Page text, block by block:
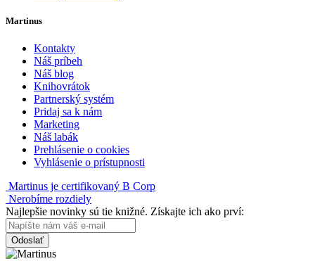
Martinus
Kontakty
Náš príbeh
Náš blog
Knihovrátok
Partnerský systém
Pridaj sa k nám
Marketing
Náš labák
Prehlásenie o cookies
Vyhlásenie o prístupnosti
Martinus je certifikovaný B Corp
Nerobíme rozdiely
Najlepšie novinky sú tie knižné. Získajte ich ako prví:
Odoslať